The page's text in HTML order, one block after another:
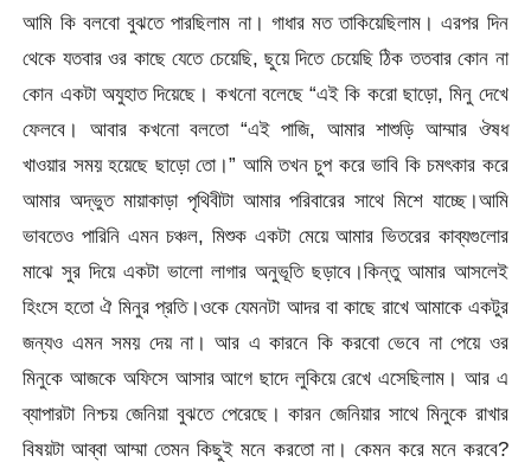
আমি কি বলবো বুঝতে পারছিলাম না। গাধার মত তাকিয়েছিলাম। এরপর দিন
থেকে যতবার ওর কাছে যেতে চেয়েছি, ছুয়ে দিতে চেয়েছি ঠিক ততবার কোন না
কোন একটা অযুহাত দিয়েছে। কখনো বলেছে “এই কি করো ছাড়ো, মিনু দেখে
ফেলবে। আবার কখনো বলতো “এই পাজি, আমার শাশুড়ি আম্মার ঔষধ
খাওয়ার সময় হয়েছে ছাড়ো তো।” আমি তখন চুপ করে ভাবি কি চমৎকার করে
আমার অদ্ভুত মায়াকাড়া পৃথিবীটা আমার পরিবারের সাথে মিশে যাচ্ছে।আমি
ভাবতেও পারিনি এমন চঞ্চল, মিশুক একটা মেয়ে আমার ভিতরের কাব্যগুলোর
মাঝে সুর দিয়ে একটা ভালো লাগার অনুভূতি ছড়াবে।কিন্তু আমার আসলেই
হিংসে হতো ঐ মিনুর প্রতি।ওকে যেমনটা আদর বা কাছে রাখে আমাকে একটুর
জন্যও এমন সময় দেয় না। আর এ কারনে কি করবো ভেবে না পেয়ে ওর
মিনুকে আজকে অফিসে আসার আগে ছাদে লুকিয়ে রেখে এসেছিলাম। আর এ
ব্যাপারটা নিশ্চয় জেনিয়া বুঝতে পেরেছে। কারন জেনিয়ার সাথে মিনুকে রাখার
বিষয়টা আব্বা আম্মা তেমন কিছুই মনে করতো না। কেমন করে মনে করবে?